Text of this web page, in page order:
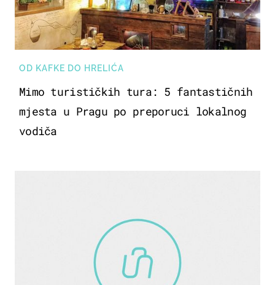
OD KAFKE DO HRELIĆA
Mimo turističkih tura: 5 fantastičnih
mjesta u Pragu po preporuci lokalnog
vodiča